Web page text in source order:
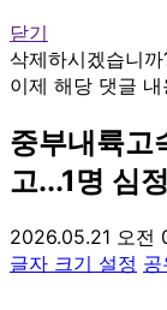
닫기
삭제하시겠습니까
이제 해당 댓글
중부내륙고
고...1명 심
2026.05.21 오전
글자 크기 설정 공